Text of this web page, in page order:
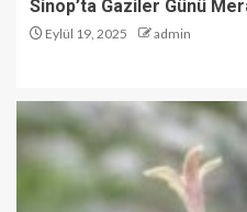
Sinop’ta Gaziler Günü
Eylül 19, 2025 admin